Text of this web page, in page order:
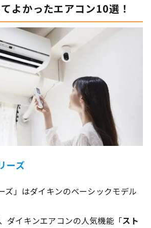
よかったエアコン10選！
ーズ
ズ」はダイキンのベーシックモデル
ダイキンエアコンの人気機能「スト